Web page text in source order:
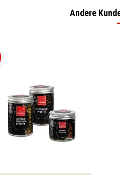
Andere